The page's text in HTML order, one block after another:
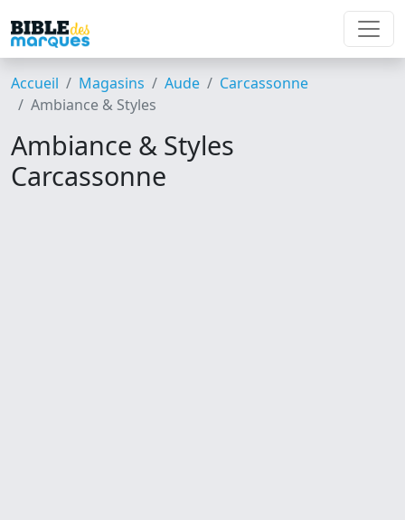
Accueil Magasins Aude
Carcassonne
Ambiance & Styles
Ambiance & Styles
Carcassonne